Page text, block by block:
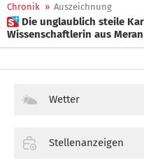
Chronik » Auszeichnung
 Die unglaublich steile Karriere einer jungen
Wissenschaftlerin aus Meran
Wetter
Stellenanzeigen